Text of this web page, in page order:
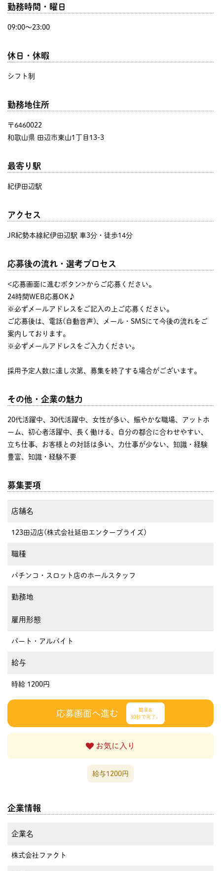
勤務時間・曜日
09:00〜23:00
休日・休暇
シフト制
勤務地住所
〒6460022
和歌山県 田辺市東山1丁目13-3
最寄り駅
紀伊田辺駅
アクセス
JR紀勢本線紀伊田辺駅 車3分・徒歩14分
応募後の流れ・選考プロセス
<応募画面に進むボタン>からご応募ください。
24時間WEB応募OK♪
※必ずメールアドレスをご記入の上ご応募ください。
ご応募後は、電話(自動音声)、メール・SMSにて今後の流れをご
案内しております。
※必ずメールアドレスをご入力ください。
採用予定人数に達し次第、募集を終了する場合がございます。
その他・企業の魅力
20代活躍中、30代活躍中、女性が多い、賑やかな職場、アットホ
ーム、初心者活躍中、長く働ける、自分の都合に合わせやすい、
立ち仕事、お客様との対話は多い、力仕事が少ない、知識・経験
豊富、知識・経験不要
募集要項
店舗名
123田辺店(株式会社延田エンタープライズ)
職種
パチンコ・スロット店のホールスタッフ
勤務地
雇用形態
パート・アルバイト
給与
時給 1200円
応募画面へ進む
簡単&
30秒で完了♩
お気に入り
給与1200円
企業情報
企業名
株式会社ファクト